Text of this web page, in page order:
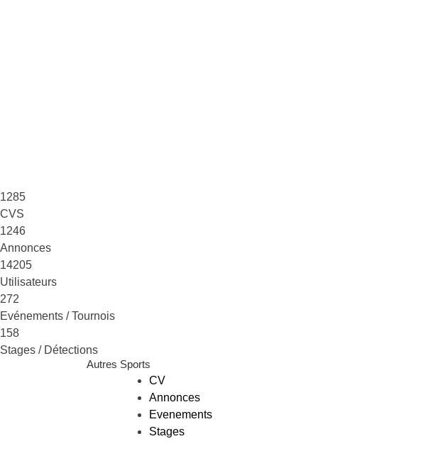
1285
CVS
1246
Annonces
14205
Utilisateurs
272
Evénements / Tournois
158
Stages / Détections
Autres Sports
CV
Annonces
Evenements
Stages